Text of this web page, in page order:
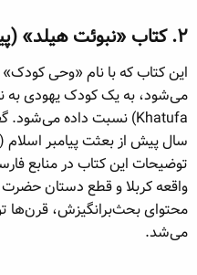
۲. کتاب «نبوئت هیلد» (پیشگویی کودک)​
این کتاب که با نام «وحی
سال پیش از بعثت پیامبر
توضیحات این کتاب در منابع
واقعه کربلا و قطع دستان
محتوای بحث‌برانگیزش، قرن‌ها
می‌شد.